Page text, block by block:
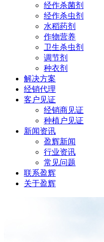
经作杀菌剂
经作杀虫剂
水稻药剂
作物营养
卫生杀虫剂
调节剂
种衣剂
解决方案
经销代理
客户见证
经销商见证
种植户见证
新闻资讯
盈辉新闻
行业资讯
常见问题
联系盈辉
关于盈辉